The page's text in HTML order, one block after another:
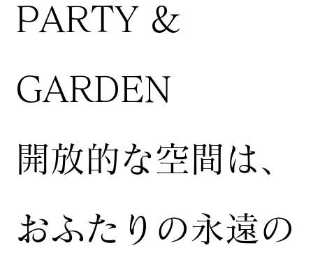
PARTY &
GARDEN
開放的な空間は、
おふたりの永遠の